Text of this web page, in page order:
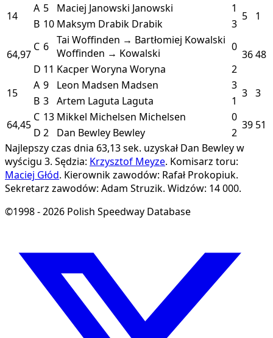
14
A 5 Maciej Janowski Janowski 1
5 1
B 10 Maksym Drabik Drabik 3
64,97
C 6 Tai Woffinden → Bartłomiej Kowalski
Woffinden → Kowalski
0
3648
D 11 Kacper Woryna Woryna
2
15
A 9 Leon Madsen Madsen 3
3 3
B 3 Artem Laguta Laguta
1
64,45
C 13 Mikkel Michelsen Michelsen 0
39 51
D 2 Dan Bewley Bewley
2
Najlepszy czas dnia 63,13 sek. uzyskał Dan Bewley w
wyścigu 3. Sędzia: Krzysztof Meyze. Komisarz toru:
Maciej Głód. Kierownik zawodów: Rafał Prokopiuk.
Sekretarz zawodów: Adam Struzik. Widzów: 14 000.
©1998 - 2026 Polish Speedway Database